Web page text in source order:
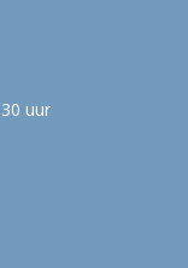
uur